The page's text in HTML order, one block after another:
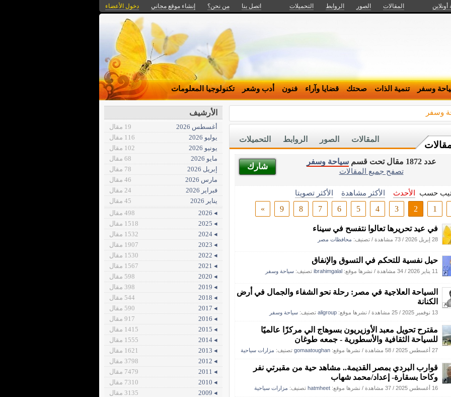
أونلاين المقالات الصور الروابط التحميلات اتصل بنا من نحن؟ إنشاء موقع مجاني دخول الأعضاء
وسفر تنمية الذات صحتك قضايا وآراء فنون أدب وشعر تكنولوجيا المعلومات
وسفر
التحميلات الروابط الصور المقالات
شارك
عدد 1872 مقال تحت قسم
سياحة وسفر
تصفح جميع المقالات
حسب الأحدث الأكثر مشاهدة
الأكثر تصويتا
1
2
3
4
5
6
7
8
9
»
في عيد تحريرها تعالوا نتفسح في سيناء
28 إبريل 2026 / 73 مشاهدة / تصنيف: محافظات مصر
حيل نفسية للتحكم في التسوق والإنفاق
11 يناير 2026 / 34 مشاهدة / نشرها موقع: ibrahimgalal تصنيف: سياحة وسفر
​السياحة العلاجية في مصر: رحلة نحو الشفاء والجمال في أرض
الكنانة
13 نوفمبر 2025 / 25 مشاهدة / نشرها موقع: aligroup تصنيف: سياحة وسفر
مقترح تحويل معبد الأوزيريون بسوهاج الي مركزًا عالميًا
للسياحة الثقافية والأسطورية - جمعه طوغان
27 أغسطس 2025 / 58 مشاهدة / نشرها موقع: gomaatoughan تصنيف: مزارات سياحية
قوارب البردي بمصر القديمة.. مشاهد حية من مقبرتي نفر
وكاحا بسقارة‎- إعداد/محمد شهاب
16 أغسطس 2025 / 37 مشاهدة / نشرها موقع: hatmheet تصنيف: مزارات سياحية
الأرشيف
أغسطس 2026
19 مقال
يوليو 2026
116 مقال
يونيو 2026
102 مقال
مايو 2026
68 مقال
إبريل 2026
78 مقال
مارس 2026
46 مقال
فبراير 2026
24 مقال
يناير 2026
45 مقال
◂ 2026
498 مقال
◂ 2025
1518 مقال
◂ 2024
1532 مقال
◂ 2023
1907 مقال
◂ 2022
1530 مقال
◂ 2021
1567 مقال
◂ 2020
598 مقال
◂ 2019
398 مقال
◂ 2018
544 مقال
◂ 2017
590 مقال
◂ 2016
917 مقال
◂ 2015
1415 مقال
◂ 2014
1555 مقال
◂ 2013
1621 مقال
◂ 2012
3798 مقال
◂ 2011
7479 مقال
◂ 2010
7310 مقال
◂ 2009
3135 مقال